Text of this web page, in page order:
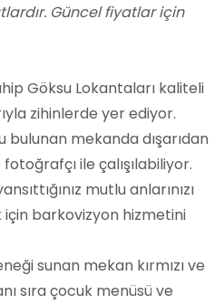
Güncel fiyatlar için
Göksu Lokantaları kaliteli
zihinlerde yer ediyor.
bulunan mekanda dışarıdan
ile çalışılabiliyor.
mutlu anlarınızı
için barkovizyon hizmetini
sunan mekan kırmızı ve
sıra çocuk menüsü ve